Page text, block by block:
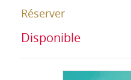
Réserver
Disponible